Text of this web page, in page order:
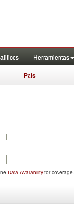
Herramientas
País
Data Availability for coverage.